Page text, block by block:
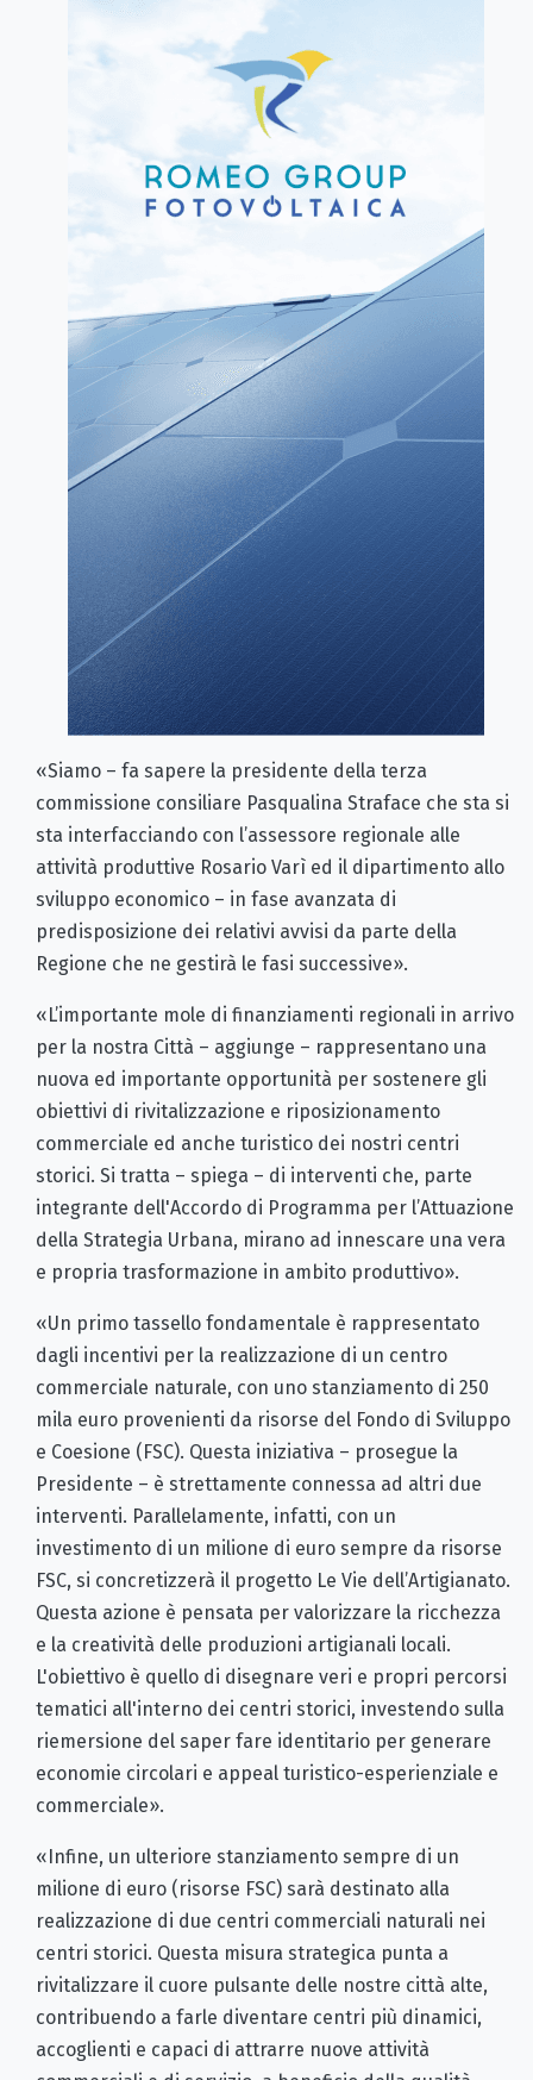
«Siamo – fa sapere la presidente della terza
commissione consiliare Pasqualina Straface che sta si
sta interfacciando con l’assessore regionale alle
attività produttive Rosario Varì ed il dipartimento allo
sviluppo economico – in fase avanzata di
predisposizione dei relativi avvisi da parte della
Regione che ne gestirà le fasi successive».
«L’importante mole di finanziamenti regionali in arrivo
per la nostra Città – aggiunge – rappresentano una
nuova ed importante opportunità per sostenere gli
obiettivi di rivitalizzazione e riposizionamento
commerciale ed anche turistico dei nostri centri
storici. Si tratta – spiega – di interventi che, parte
integrante dell'Accordo di Programma per l’Attuazione
della Strategia Urbana, mirano ad innescare una vera
e propria trasformazione in ambito produttivo».
«Un primo tassello fondamentale è rappresentato
dagli incentivi per la realizzazione di un centro
commerciale naturale, con uno stanziamento di 250
mila euro provenienti da risorse del Fondo di Sviluppo
e Coesione (FSC). Questa iniziativa – prosegue la
Presidente – è strettamente connessa ad altri due
interventi. Parallelamente, infatti, con un
investimento di un milione di euro sempre da risorse
FSC, si concretizzerà il progetto Le Vie dell’Artigianato.
Questa azione è pensata per valorizzare la ricchezza
e la creatività delle produzioni artigianali locali.
L'obiettivo è quello di disegnare veri e propri percorsi
tematici all'interno dei centri storici, investendo sulla
riemersione del saper fare identitario per generare
economie circolari e appeal turistico-esperienziale e
commerciale».
«Infine, un ulteriore stanziamento sempre di un
milione di euro (risorse FSC) sarà destinato alla
realizzazione di due centri commerciali naturali nei
centri storici. Questa misura strategica punta a
rivitalizzare il cuore pulsante delle nostre città alte,
contribuendo a farle diventare centri più dinamici,
accoglienti e capaci di attrarre nuove attività